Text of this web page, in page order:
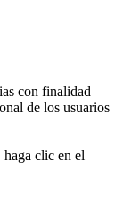
con finalidad
de los usuarios
haga clic en el